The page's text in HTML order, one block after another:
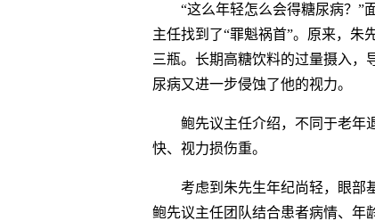
“这么年轻怎么会得糖尿病？”
主任找到了“罪魁祸首”。原来，朱
三瓶。长期高糖饮料的过量摄入，
尿病又进一步侵蚀了他的视力。
鲍先议主任介绍，不同于老年
快、视力损伤重。
考虑到朱先生年纪尚轻，眼部
鲍先议主任团队结合患者病情、年